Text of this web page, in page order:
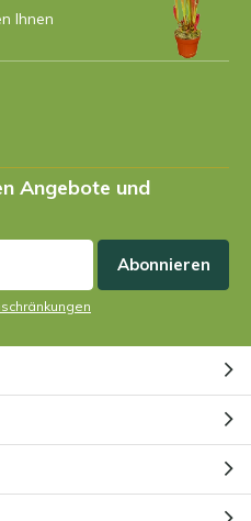
Ihnen
Angebote und
Abonnieren